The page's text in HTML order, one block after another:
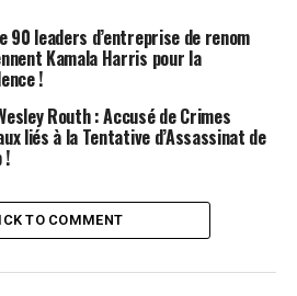
un mensonge. »
rejoint Bass, 45 ans, dans
de drag « RuPaul’s Drag Race
à voter. L’épisode a
vendredi, mais a été
candidature à la réélection. Une
TikTok retrace sa visite à
90 leaders d’entreprise de renom
Kamala Harris pour la
!
Routh : Accusé de Crimes
liés à la Tentative d’Assassinat de
!
TO COMMENT